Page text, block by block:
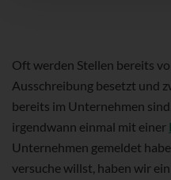
Oft werden Stellen bereits
Ausschreibung besetzt und
bereits im Unternehmen
irgendwann einmal mit einer
Unternehmen gemeldet
versuche willst, haben wir